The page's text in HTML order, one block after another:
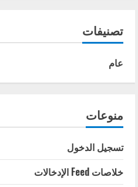
تصنيفات
عام
منوعات
تسجيل الدخول
خلاصات Feed الإدخالات